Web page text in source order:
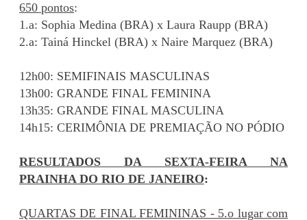
650 pontos:
1.a: Sophia Medina (BRA) x Laura Raupp (BRA)
2.a: Tainá Hinckel (BRA) x Naire Marquez (BRA)
12h00: SEMIFINAIS MASCULINAS
13h00: GRANDE FINAL FEMININA
13h35: GRANDE FINAL MASCULINA
14h15: CERIMÔNIA DE PREMIAÇÃO NO PÓDIO
RESULTADOS DA SEXTA-FEIRA NA
PRAINHA DO RIO DE JANEIRO:
QUARTAS DE FINAL FEMININAS - 5.o lugar com